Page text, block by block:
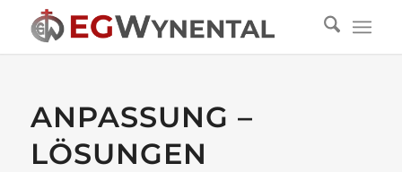
ANPASSUNG –
LÖSUNGEN